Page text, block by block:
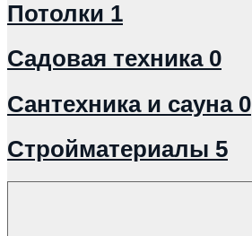
Потолки 1
Садовая техника 0
Сантехника и сауна 0
Стройматериалы 5